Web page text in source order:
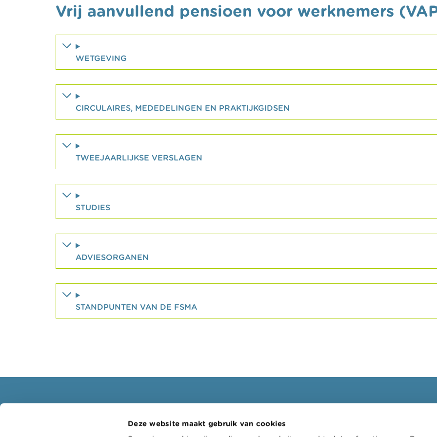
Deze website maakt gebruik van cookies
Vrij aanvullend pensioen voor werknemers
WETGEVING
CIRCULAIRES, MEDEDELINGEN EN PRAKTIJKGIDSEN
TWEEJAARLIJKSE VERSLAGEN
STUDIES
ADVIESORGANEN
STANDPUNTEN VAN DE FSMA
Doelgroepen